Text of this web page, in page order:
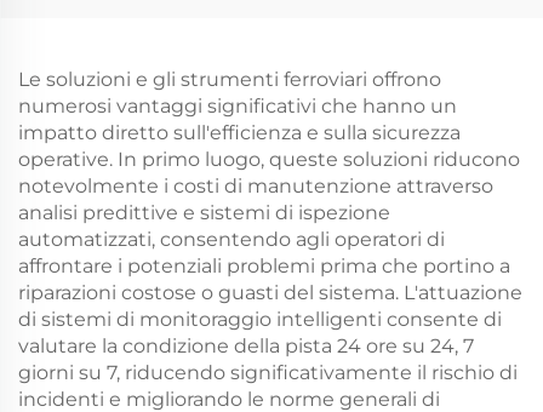
Le soluzioni e gli strumenti ferroviari offrono
numerosi vantaggi significativi che hanno un
impatto diretto sull'efficienza e sulla sicurezza
operative. In primo luogo, queste soluzioni riducono
notevolmente i costi di manutenzione attraverso
analisi predittive e sistemi di ispezione
automatizzati, consentendo agli operatori di
affrontare i potenziali problemi prima che portino a
riparazioni costose o guasti del sistema. L'attuazione
di sistemi di monitoraggio intelligenti consente di
valutare la condizione della pista 24 ore su 24, 7
giorni su 7, riducendo significativamente il rischio di
incidenti e migliorando le norme generali di